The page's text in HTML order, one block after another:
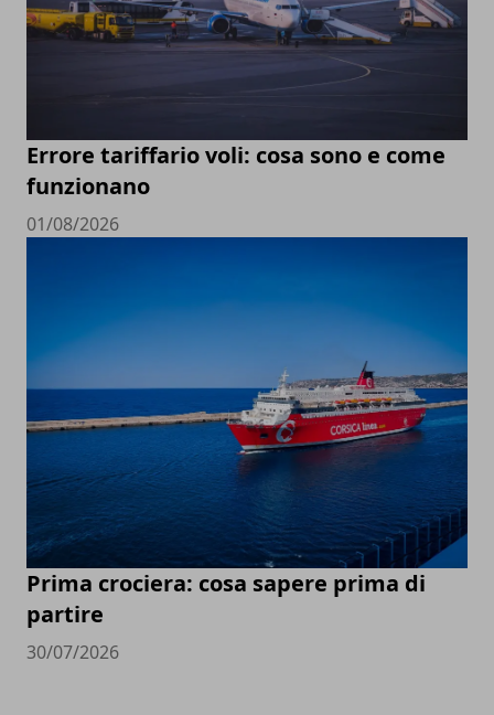
Errore tariffario voli: cosa sono e come
funzionano
01/08/2026
Prima crociera: cosa sapere prima di
partire
30/07/2026